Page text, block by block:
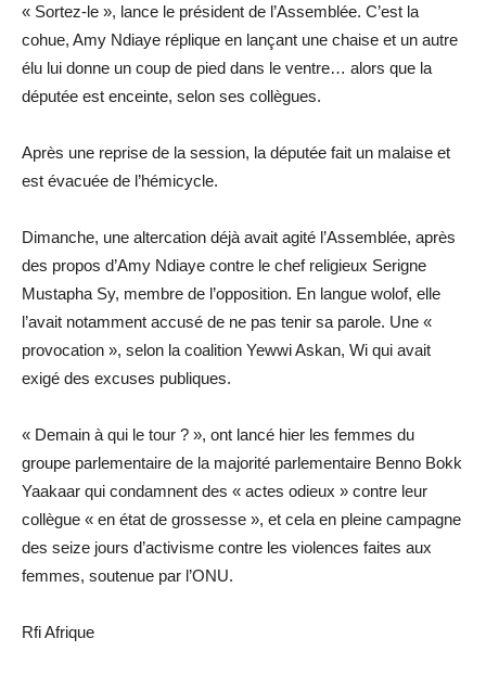
« Sortez-le », lance le président de l’Assemblée. C’est la
cohue, Amy Ndiaye réplique en lançant une chaise et un autre
élu lui donne un coup de pied dans le ventre… alors que la
députée est enceinte, selon ses collègues.
Après une reprise de la session, la députée fait un malaise et
est évacuée de l’hémicycle.
Dimanche, une altercation déjà avait agité l’Assemblée, après
des propos d’Amy Ndiaye contre le chef religieux Serigne
Mustapha Sy, membre de l’opposition. En langue wolof, elle
l’avait notamment accusé de ne pas tenir sa parole. Une «
provocation », selon la coalition Yewwi Askan, Wi qui avait
exigé des excuses publiques.
« Demain à qui le tour ? », ont lancé hier les femmes du
groupe parlementaire de la majorité parlementaire Benno Bokk
Yaakaar qui condamnent des « actes odieux » contre leur
collègue « en état de grossesse », et cela en pleine campagne
des seize jours d’activisme contre les violences faites aux
femmes, soutenue par l’ONU.
Rfi Afrique